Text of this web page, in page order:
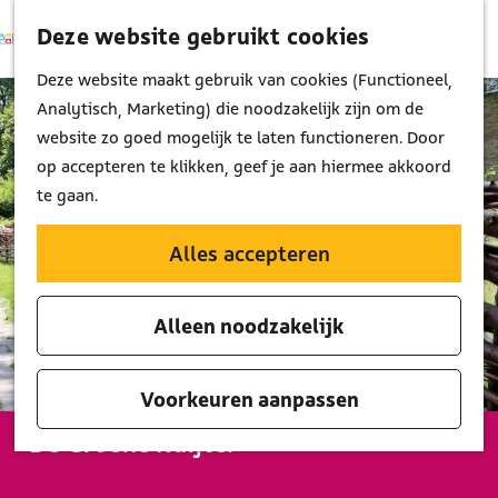
Deze website gebruikt cookies
Deze website maakt gebruik van cookies (Functioneel,
Analytisch, Marketing) die noodzakelijk zijn om de
website zo goed mogelijk te laten functioneren. Door
op accepteren te klikken, geef je aan hiermee akkoord
te gaan.
Alles accepteren
Alleen noodzakelijk
Voorkeuren aanpassen
G
a
n
a
a
r
d
e
h
o
m
e
p
K
a
r
t
Z
e
k
e
n
M
e
n
u
De Groene Ruijter